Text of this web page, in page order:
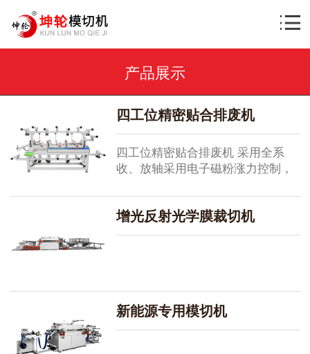
产品展示
四工位精密贴合排废机
四工位精密贴合排废机 采用全系
收、放轴采用电子磁粉涨力控制，
完成。亦可实现多条、多层同时复
合，并有局部贴合功能。
增光反射光学膜裁切机
新能源专用模切机